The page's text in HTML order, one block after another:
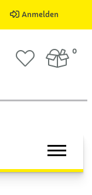
Anmelden
0